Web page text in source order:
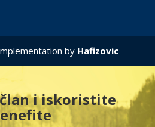
by Hafizovic
i iskoristite